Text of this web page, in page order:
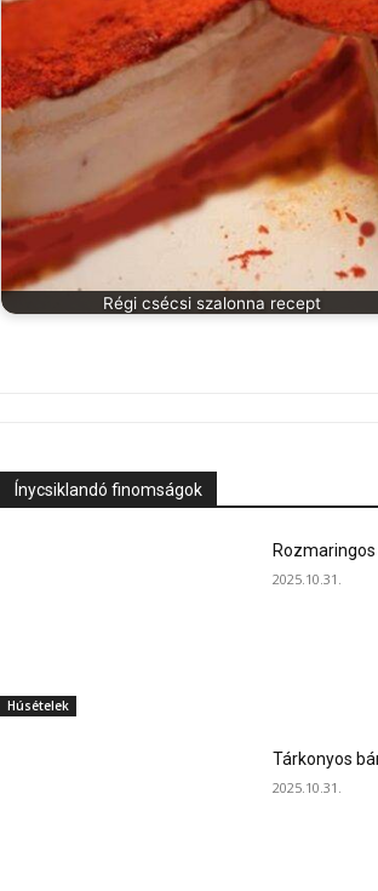
Régi csécsi szalonna recept
Ínycsiklandó finomságok
Húsételek
2025.10.31.
Tárkonyos
2025.10.31.